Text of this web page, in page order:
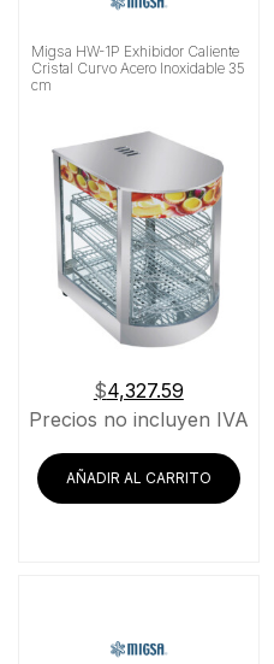
Migsa HW-1P Exhibidor Caliente
Cristal Curvo Acero Inoxidable 35
cm
$4,327.59
Precios no incluyen IVA
AÑADIR AL CARRITO